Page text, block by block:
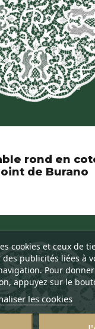
rond en
de Burano
cookies et ceux de
publicités liées à
Pour
appuyez sur le
les cookies